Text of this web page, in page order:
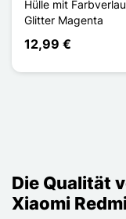
Hülle mit
Glitter Magenta
12,99 €
Die Qualität
Xiaomi